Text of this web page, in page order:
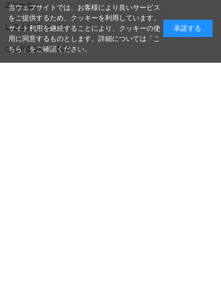
スピーカー
レコードプレーヤー
ヘッドホン/イヤホン
当ウェブサイトでは、お客様により良いサービス
をご提供するため、クッキーを利用しています。
サイト利用を継続することにより、クッキーの使
用に同意するものとします。詳細については「こ
ちら」をご確認ください。
承諾する